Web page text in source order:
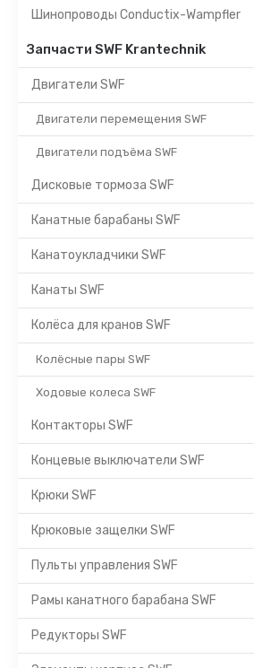
Шинопроводы Conductix-Wampfler
Запчасти SWF Krantechnik
Двигатели SWF
Двигатели перемещения SWF
Двигатели подъёма SWF
Дисковые тормоза SWF
Канатные барабаны SWF
Канатоукладчики SWF
Канаты SWF
Колёса для кранов SWF
Колёсные пары SWF
Ходовые колеса SWF
Контакторы SWF
Концевые выключатели SWF
Крюки SWF
Крюковые защелки SWF
Пульты управления SWF
Рамы канатного барабана SWF
Редукторы SWF